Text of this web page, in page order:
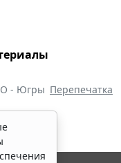
- Югры Перепечатка